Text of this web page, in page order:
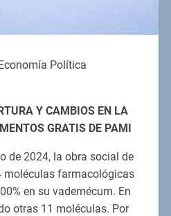
Política
Y CAMBIOS EN LA
GRATIS DE PAMI
de 2024, la obra social de
moléculas farmacológicas
en su vademécum. En
otras 11 moléculas. Por